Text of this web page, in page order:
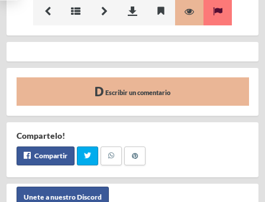
Escribir un comentario
Compartelo!
Compartir
Unete a nuestro Discord